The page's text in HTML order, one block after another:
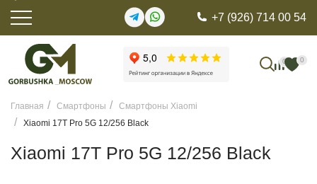
+7 (926) 714 00 54
0 0
Главная Смартфоны
Смартфоны Xiaomi
Xiaomi 17T Pro 5G 12/256 Black
Xiaomi 17T Pro 5G 12/256 Black